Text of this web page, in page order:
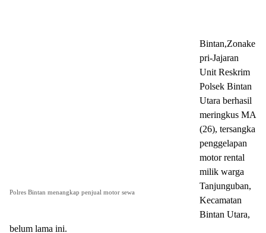
Polres Bintan menangkap penjual motor sewa
Bintan,Zonake
pri-Jajaran
Unit Reskrim
Polsek Bintan
Utara berhasil
meringkus MA
(26), tersangka
penggelapan
motor rental
milik warga
Tanjunguban,
Kecamatan
Bintan Utara,
belum lama ini.